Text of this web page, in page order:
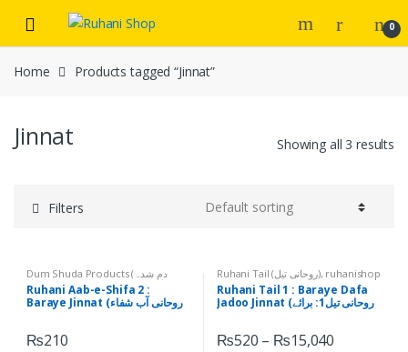
navigation
content
0
Home Products tagged “Jinnat”
Jinnat Showing all 3 results
Filters
Dum Shuda Products (دم شدہ
Ruhani Aab-e-Shifa (روحانی
آب شفاء)
Ruhani Aab-e-Shifa 2 :
Baraye Jinnat (روحانی آب شفاء
₨210
Ruhani Tail (روحانی تیل), ruhanishop
Ruhani Tail 1 : Baraye Dafa
Jadoo Jinnat (روحانی تیل1: برائے
₨520 – ₨15,040